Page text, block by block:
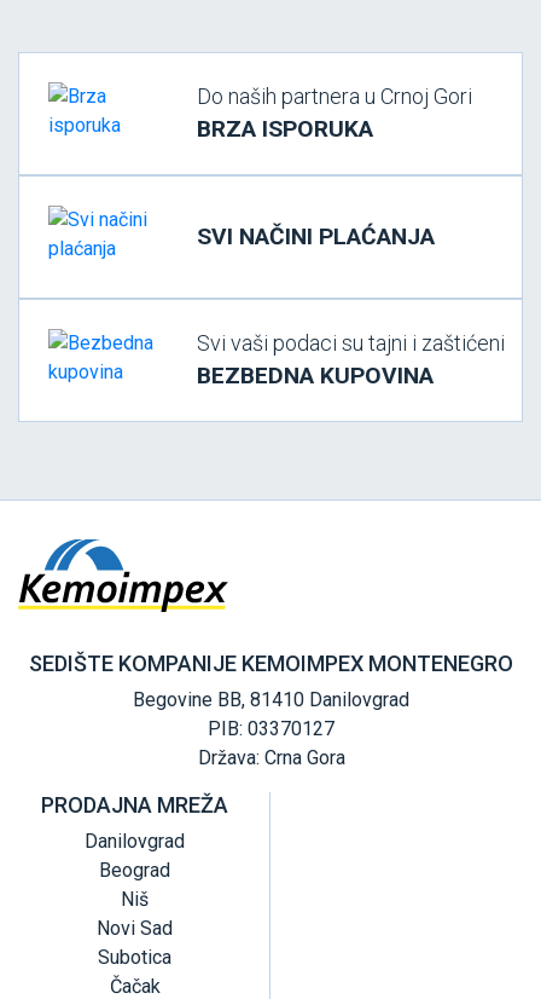
Do naših partnera u Crnoj Gori
BRZA ISPORUKA
SVI NAČINI PLAĆANJA
Svi vaši podaci su tajni i zaštićeni
BEZBEDNA KUPOVINA
SEDIŠTE KOMPANIJE KEMOIMPEX MONTENEGRO
Begovine BB, 81410 Danilovgrad
PIB: 03370127
Država: Crna Gora
PRODAJNA MREŽA
Danilovgrad
Beograd
Niš
Novi Sad
Subotica
Čačak